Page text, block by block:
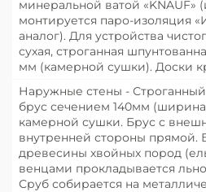
минеральной ватой «KNAUF»
монтируется паро-изоляция
аналог). Для устройства
сухая, строганная
мм (камерной сушки). Доски
Наружные стены -
брус сечением 140мм
камерной сушки. Брус с
внутренней стороны прямой.
древесины хвойных пород
венцами прокладывается
Сруб собирается на